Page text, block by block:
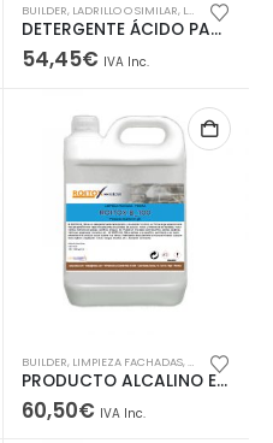
BUILDER, LADRILLO O SIMILAR, LIMPIEZA FACHADAS
DETERGENTE ÁCIDO PARA LIMPIEZA DE OBRA VISTA
54,45€ IVA Inc.
PIEDRABUILDER, LIMPIEZA FACHADAS,PIEDRA
PRODUCTO ALCALINO EN GEL
60,50€ IVA Inc.